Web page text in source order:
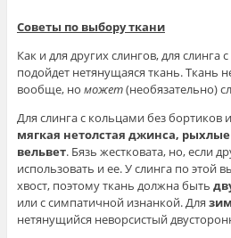
Советы по выбору ткани
Как и для других слингов, для слинга
подойдет нетянущаяся ткань. Ткань
вообще, но может(необязательно)
Для слинга с кольцами без бортиков
мягкая нетолстая джинса,
вельвет. Бязь жестковата, но, если
использовать и ее. У слинга по этой
хвост, поэтому ткань должна быть
или с симпатичной изнанкой. Для
нетянущийся неворсистый